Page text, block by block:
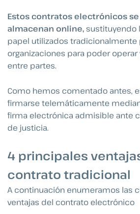
Estos contratos electrónicos
almacenan online, sustituyendo
papel utilizados tradicionalmente
organizaciones para poder operar
entre partes.
Como hemos comentado antes,
firmarse telemáticamente
firma electrónica admisible ante
de justicia.
4 principales
contrato tradicional
A continuación enumeramos las
ventajas del contrato electrónico